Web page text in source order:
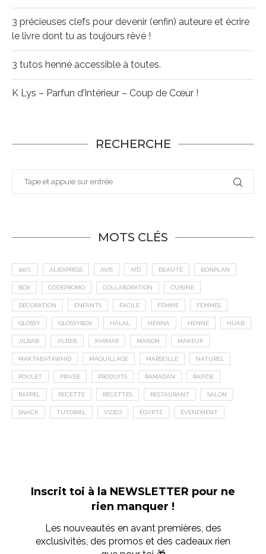
3 précieuses clefs pour devenir (enfin) auteure et écrire
le livre dont tu as toujours rêvé !
3 tutos henné accessible à toutes.
K Lys – Parfun d’Intérieur – Coup de Cœur !
RECHERCHE
MOTS CLÉS
100% ALIEXPRESS AVIS AÏD BEAUTÉ BONPLAN
BOX CODEPROMO COLLABORATION CUISINE
DÉCORATION ENFANTS FACILE FEMME FEMMES
GLOSSY GLOSSYBOX HALAL HENNA HENNÉ HIJAB
JILBAB JILBEB KHIMAR MAISON MAKEUP
MAKTABATAWHID MAQUILLAGE MARSEILLE NATUREL
POULET PRIVÉE PRODUITS RAMADAN RAPIDE
RAPPEL RECETTE RECETTES RESTAURANT SALON
SNACK TUTORIEL VIDÉO ÉGYPTE ÉVÉNEMENT
Inscrit toi à la NEWSLETTER pour ne
rien manquer !
Les nouveautés en avant premières, des
exclusivités, des promos et des cadeaux rien